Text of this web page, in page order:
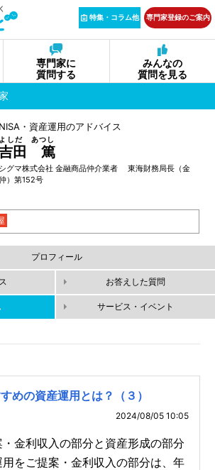
特集・コラム他 専門家登録のご案内
専門家に
質問する
みんなの
質問を見る
NISA・資産運用のアドバイス
田 篤
よしだ あつし
シグマ株式会社 金融商品仲介業者 東海財務局長（金
）第152号
プロフィール
お答えした質問
サービス・イベント
めの資産運用とは？（３）
2024/08/05 10:05
金利収入の部分と資産形成の部分
をご提案・金利収入の部分は、年